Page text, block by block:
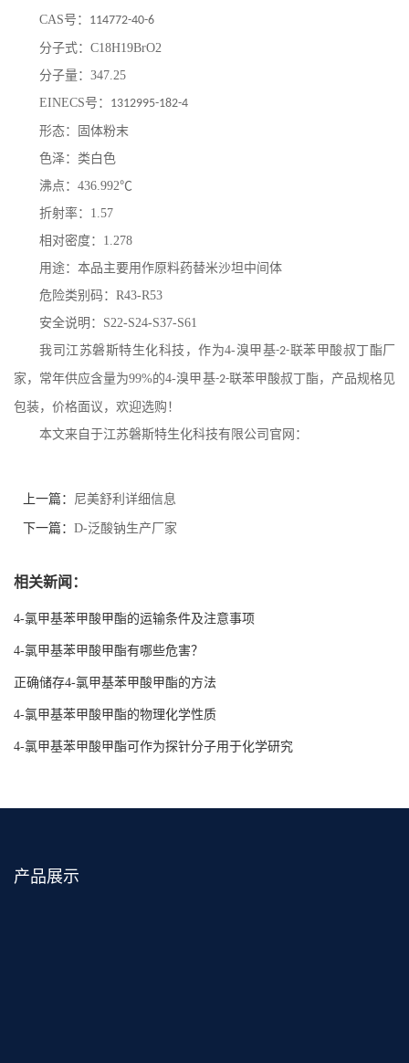
CAS号： 114772-40-6
分子式： C18H19BrO2
分子量： 347.25
EINECS号： 1312995-182-4
形态：固体粉末
色泽：类白色
沸点： 436.992℃
折射率： 1.57
相对密度： 1.278
用途：本品主要用作原料药替米沙坦中间体
危险类别码： R43-R53
安全说明： S22-S24-S37-S61
我司江苏磐斯特生化科技，作为4-溴甲基-2-联苯甲酸叔丁酯厂
家，常年供应含量为99%的4-溴甲基-2-联苯甲酸叔丁酯，产品规格见
包装，价格面议，欢迎选购！
本文来自于江苏磐斯特生化科技有限公司官网：
上一篇： 尼美舒利详细信息
下一篇： D-泛酸钠生产厂家
相关新闻：
4-氯甲基苯甲酸甲酯的运输条件及注意事项
4-氯甲基苯甲酸甲酯有哪些危害？
正确储存4-氯甲基苯甲酸甲酯的方法
4-氯甲基苯甲酸甲酯的物理化学性质
4-氯甲基苯甲酸甲酯可作为探针分子用于化学研究
产品展示